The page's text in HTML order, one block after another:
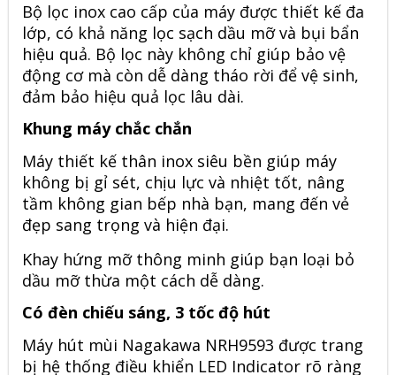
Bộ lọc inox cao cấp của máy được thiết kế đa
lớp, có khả năng lọc sạch dầu mỡ và bụi bẩn
hiệu quả. Bộ lọc này không chỉ giúp bảo vệ
động cơ mà còn dễ dàng tháo rời để vệ sinh,
đảm bảo hiệu quả lọc lâu dài.
Khung máy chắc chắn
Máy thiết kế thân inox siêu bền giúp máy
không bị gỉ sét, chịu lực và nhiệt tốt, nâng
tầm không gian bếp nhà bạn, mang đến vẻ
đẹp sang trọng và hiện đại.
Khay hứng mỡ thông minh giúp bạn loại bỏ
dầu mỡ thừa một cách dễ dàng.
Có đèn chiếu sáng, 3 tốc độ hút
Máy hút mùi Nagakawa NRH9593 được trang
bị hệ thống điều khiển LED Indicator rõ ràng